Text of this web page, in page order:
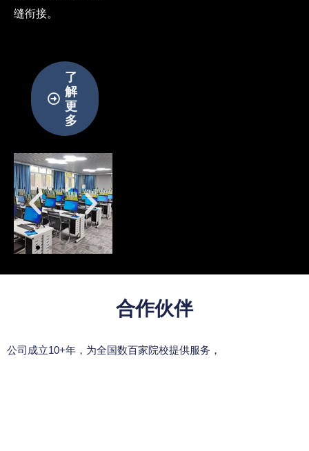
缝衔接。
了
解
更
多
合作伙伴
公司成立10+年，为全国数百家院校提供服务，